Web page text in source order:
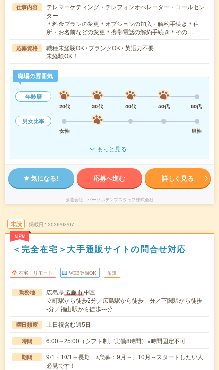
仕事内容
テレマーケティング・テレフォンオペレーター・コールセン
ター
＊料金プランの変更＊オプションの加入・解約手続き＊住
所・お名前などの変更＊携帯電話の解約手続き＊その…
応募資格
職種未経験OK / ブランクOK / 英語力不要
未経験OK！
職場の雰囲気
年齢層
20代
30代 40代 50代
60代
男女比率
女性
男性
もっと見る
気になる! 応募へ進む 詳しく見る
派遣会社 パーソルテンプスタッフ株式会社
未読
NEW
掲載日 2026/08/07
＜完全在宅＞大手通販サイトの問合せ対応
在宅・リモート WEB登録OK 派遣
勤務地 広島県広島市中区
立町駅から徒歩2分／広島駅から徒歩---分／下関駅から徒歩--
-分／福山駅から徒歩---分
曜日頻度 土日祝含む週5日
時間 6:00～25:00（シフト制、実働8時間）※時間固定不可
期間
9/1・10/1～長期 ※急募：9月～、10月～スタートしたい人
必見です！